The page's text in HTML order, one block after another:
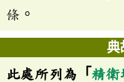
條。
典
此處所列為「 精衛